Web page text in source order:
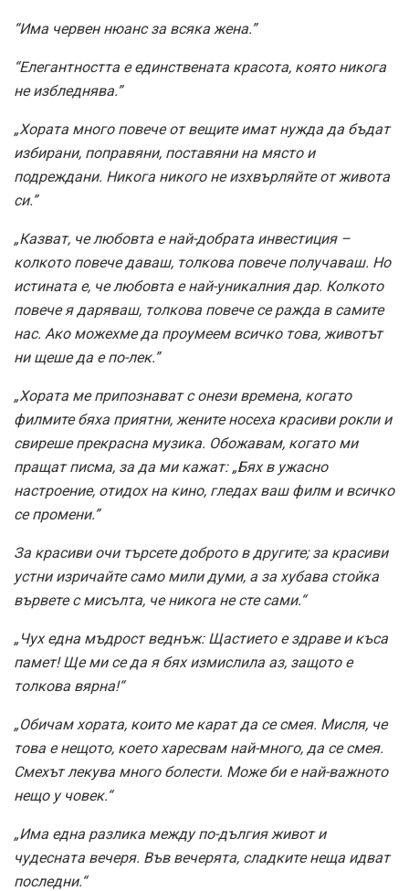
“Има червен нюанс за всяка жена.”
“Елегантността е единствената красота, която никога
не избледнява.”
„Хората много повече от вещите имат нужда да бъдат
избирани, поправяни, поставяни на място и
подреждани. Никога никого не изхвърляйте от живота
си.”
„Казват, че любовта е най-добрата инвестиция –
колкото повече даваш, толкова повече получаваш. Но
истината е, че любовта е най-уникалния дар. Колкото
повече я даряваш, толкова повече се ражда в самите
нас. Ако можехме да проумеем всичко това, животът
ни щеше да е по-лек.”
„Хората ме припознават с онези времена, когато
филмите бяха приятни, жените носеха красиви рокли и
свиреше прекрасна музика. Обожавам, когато ми
пращат писма, за да ми кажат: „Бях в ужасно
настроение, отидох на кино, гледах ваш филм и всичко
се промени.”
За красиви очи търсете доброто в другите; за красиви
устни изричайте само мили думи, а за хубава стойка
вървете с мисълта, че никога не сте сами.“
„Чух една мъдрост веднъж: Щастието е здраве и къса
памет! Ще ми се да я бях измислила аз, защото е
толкова вярна!“
„Обичам хората, които ме карат да се смея. Мисля, че
това е нещото, което харесвам най-много, да се смея.
Смехът лекува много болести. Може би е най-важното
нещо у човек.“
„Има една разлика между по-дългия живот и
чудесната вечеря. Във вечерята, сладките неща идват
последни.“